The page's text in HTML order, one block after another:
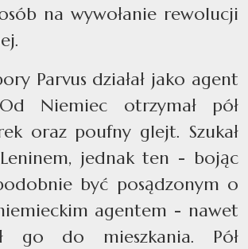
na wywołanie rewolucji
Parvus działał jako agent
Niemiec otrzymał pół
oraz poufny glejt. Szukał
jednak ten - bojąc
być posądzonym o
agentem - nawet
go do mieszkania. Pół